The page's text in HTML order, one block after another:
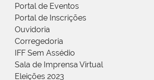
Portal de Eventos
Portal de Inscrições
Ouvidoria
Corregedoria
IFF Sem Assédio
Sala de Imprensa Virtual
Eleições 2023